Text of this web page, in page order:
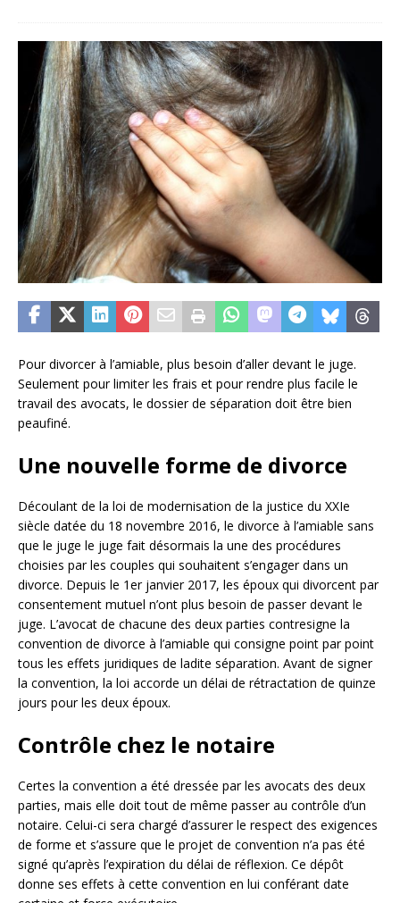
Pour divorcer à l’amiable, plus besoin d’aller devant le juge.
Seulement pour limiter les frais et pour rendre plus facile le
travail des avocats, le dossier de séparation doit être bien
peaufiné.
Une nouvelle forme de divorce
Découlant de la loi de modernisation de la justice du XXIe
siècle datée du 18 novembre 2016, le divorce à l’amiable sans
que le juge le juge fait désormais la une des procédures
choisies par les couples qui souhaitent s’engager dans un
divorce. Depuis le 1er janvier 2017, les époux qui divorcent par
consentement mutuel n’ont plus besoin de passer devant le
juge. L’avocat de chacune des deux parties contresigne la
convention de divorce à l’amiable qui consigne point par point
tous les effets juridiques de ladite séparation. Avant de signer
la convention, la loi accorde un délai de rétractation de quinze
jours pour les deux époux.
Contrôle chez le notaire
Certes la convention a été dressée par les avocats des deux
parties, mais elle doit tout de même passer au contrôle d’un
notaire. Celui-ci sera chargé d’assurer le respect des exigences
de forme et s’assure que le projet de convention n’a pas été
signé qu’après l’expiration du délai de réflexion. Ce dépôt
donne ses effets à cette convention en lui conférant date